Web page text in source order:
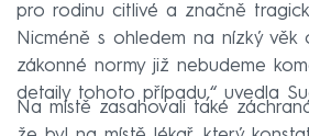
pro rodinu citlivé a značně
Nicméně s ohledem na nízký
zákonné normy již nebudeme
detaily tohoto případu,“ uvedla
Na místě zasahovali také